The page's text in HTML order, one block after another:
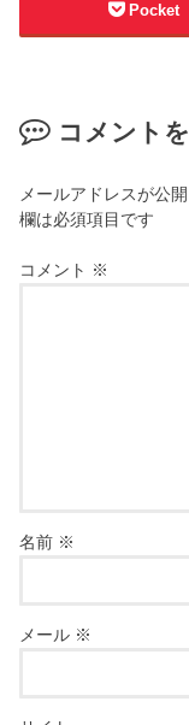
Pocket
コメント
メールアドレスが公
欄は必須項目です
コメント ※
名前 ※
メール ※